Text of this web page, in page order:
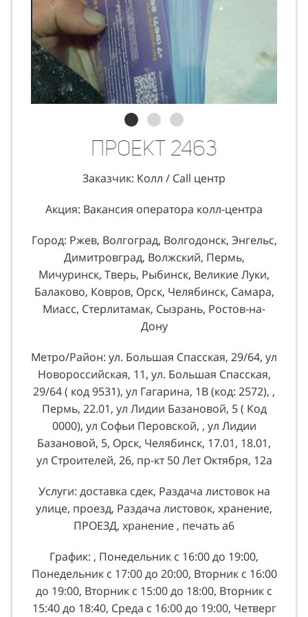
Проект 2463
Заказчик: Колл / Call центр
Акция: Вакансия оператора колл-центра
Город: Ржев, Волгоград, Волгодонск, Энгельс,
Димитровград, Волжский, Пермь,
Мичуринск, Тверь, Рыбинск, Великие Луки,
Балаково, Ковров, Орск, Челябинск, Самара,
Миасс, Стерлитамак, Сызрань, Ростов-на-
Дону
Метро/Район: ул. Большая Спасская, 29/64, ул
Новороссийская, 11, ул. Большая Спасская,
29/64 ( код 9531), ул Гагарина, 1В (код: 2572), ,
Пермь, 22.01, ул Лидии Базановой, 5 ( Код
0000), ул Софьи Перовской, , ул Лидии
Базановой, 5, Орск, Челябинск, 17.01, 18.01,
ул Строителей, 26, пр-кт 50 Лет Октября, 12а
Услуги: доставка сдек, Раздача листовок на
улице, проезд, Раздача листовок, хранение,
ПРОЕЗД, хранение , печать а6
График: , Понедельник с 16:00 до 19:00,
Понедельник с 17:00 до 20:00, Вторник с 16:00
до 19:00, Вторник с 15:00 до 18:00, Вторник с
15:40 до 18:40, Среда с 16:00 до 19:00, Четверг